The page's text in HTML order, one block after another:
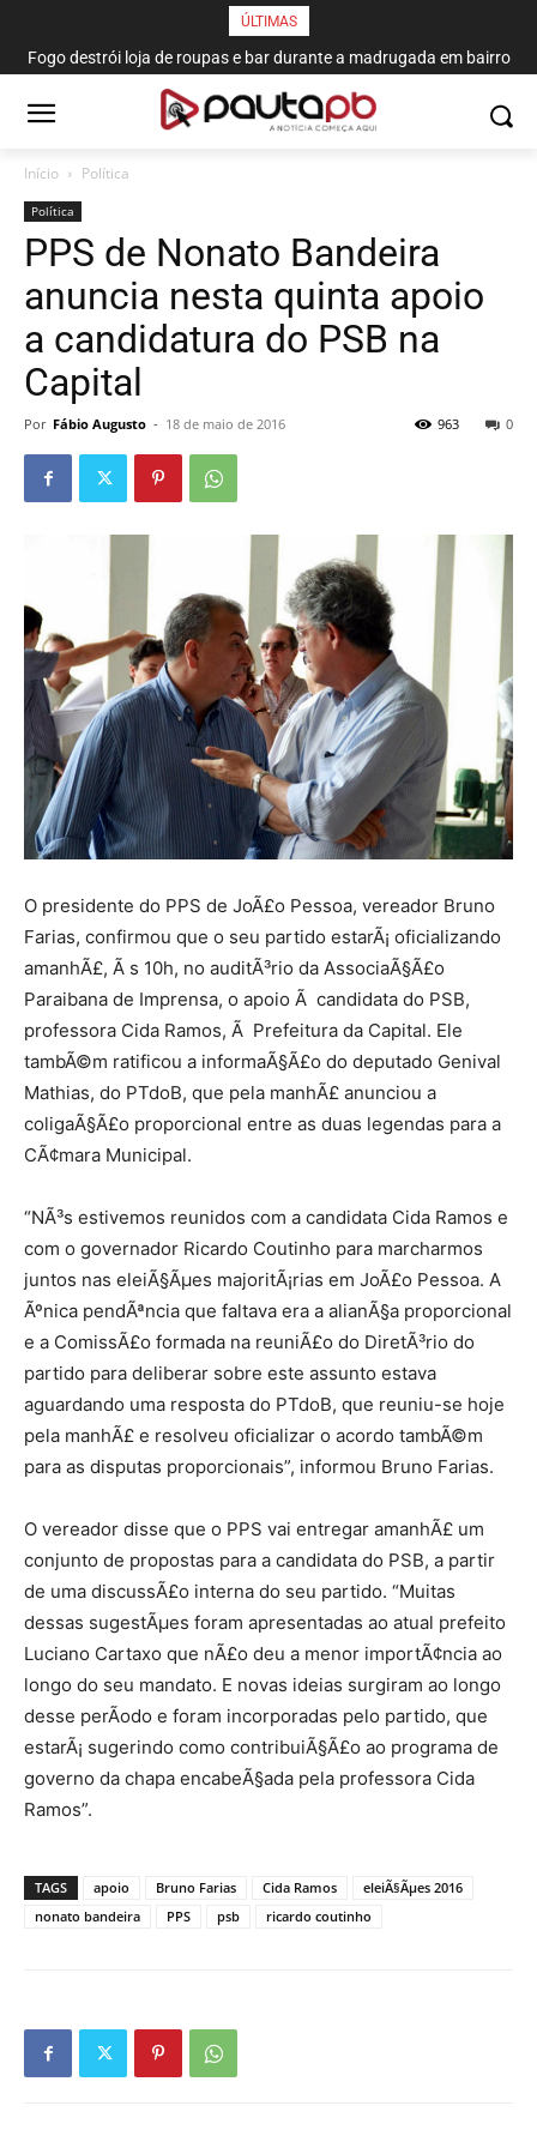
ÚLTIMAS
Fogo destrói loja de roupas e bar durante a madrugada em bairro
de João Pessoa
Início Política
Política
PPS de Nonato Bandeira
anuncia nesta quinta apoio
a candidatura do PSB na
Capital
Por Fábio Augusto - 18 de maio de 2016 0
963
O presidente do PPS de JoÃ£o Pessoa, vereador Bruno
Farias, confirmou que o seu partido estarÃ¡ oficializando
amanhÃ£, Ã s 10h, no auditÃ³rio da AssociaÃ§Ã£o
Paraibana de Imprensa, o apoio Ã candidata do PSB,
professora Cida Ramos, Ã Prefeitura da Capital. Ele
tambÃ©m ratificou a informaÃ§Ã£o do deputado Genival
Mathias, do PTdoB, que pela manhÃ£ anunciou a
coligaÃ§Ã£o proporcional entre as duas legendas para a
CÃ¢mara Municipal.
“NÃ³s estivemos reunidos com a candidata Cida Ramos e
com o governador Ricardo Coutinho para marcharmos
juntos nas eleiÃ§Ãµes majoritÃ¡rias em JoÃ£o Pessoa. A
Ãºnica pendÃªncia que faltava era a alianÃ§a proporcional
e a ComissÃ£o formada na reuniÃ£o do DiretÃ³rio do
partido para deliberar sobre este assunto estava
aguardando uma resposta do PTdoB, que reuniu-se hoje
pela manhÃ£ e resolveu oficializar o acordo tambÃ©m
para as disputas proporcionais”, informou Bruno Farias.
O vereador disse que o PPS vai entregar amanhÃ£ um
conjunto de propostas para a candidata do PSB, a partir
de uma discussÃ£o interna do seu partido. “Muitas
dessas sugestÃµes foram apresentadas ao atual prefeito
Luciano Cartaxo que nÃ£o deu a menor importÃ¢ncia ao
longo do seu mandato. E novas ideias surgiram ao longo
desse perÃ­odo e foram incorporadas pelo partido, que
estarÃ¡ sugerindo como contribuiÃ§Ã£o ao programa de
governo da chapa encabeÃ§ada pela professora Cida
Ramos”.
TAGS apoio Bruno Farias Cida Ramos
eleiÃ§Ãµes 2016
nonato bandeira
PPS psb ricardo coutinho